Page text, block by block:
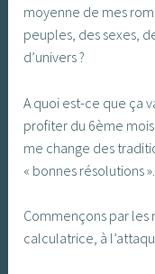
moyenne de mes
peuples, des sexes,
d’univers ?
A quoi est-ce que ça
profiter du 6ème
me change des
« bonnes résolutions ».
Commençons par les
calculatrice, à